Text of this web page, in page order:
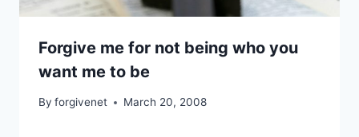
Forgive me for not being who you
want me to be
By forgivenet March 20, 2008